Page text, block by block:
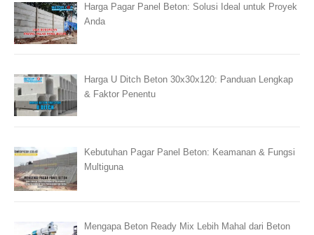
Harga Pagar Panel Beton: Solusi Ideal untuk Proyek
Anda
Harga U Ditch Beton 30x30x120: Panduan Lengkap
& Faktor Penentu
Kebutuhan Pagar Panel Beton: Keamanan & Fungsi
Multiguna
Mengapa Beton Ready Mix Lebih Mahal dari Beton